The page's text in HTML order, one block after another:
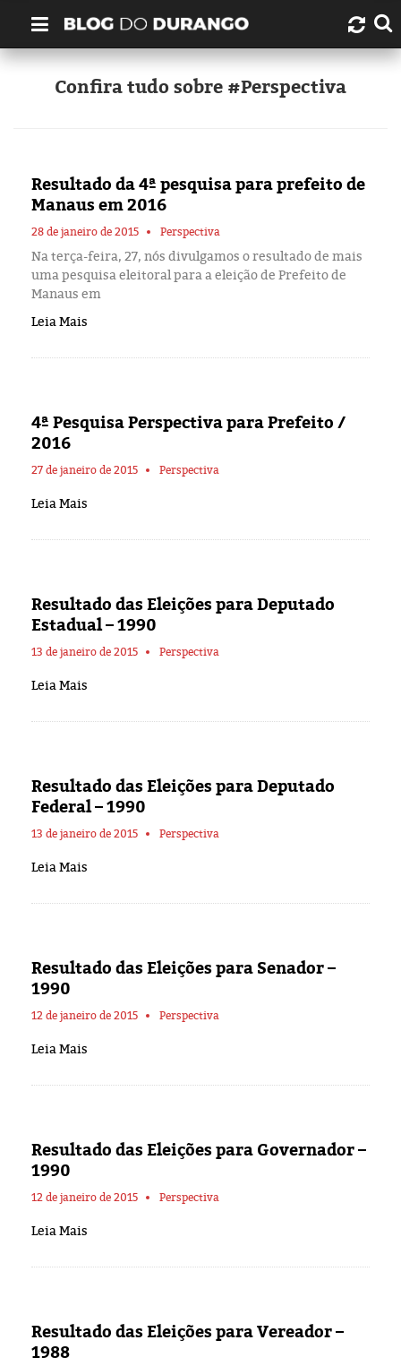
Quem é Durango Duarte?
Amazonas
História
Livros
Confira tudo sobre #Perspectiva
Resultado da 4ª pesquisa para prefeito de
Manaus em 2016
28 de janeiro de 2015 Perspectiva
Na terça-feira, 27, nós divulgamos o resultado de mais
uma pesquisa eleitoral para a eleição de Prefeito de
Manaus em
Leia Mais
4ª Pesquisa Perspectiva para Prefeito /
2016
27 de janeiro de 2015 Perspectiva
Leia Mais
Resultado das Eleições para Deputado
Estadual – 1990
13 de janeiro de 2015 Perspectiva
Leia Mais
Resultado das Eleições para Deputado
Federal – 1990
13 de janeiro de 2015 Perspectiva
Leia Mais
Resultado das Eleições para Senador –
1990
12 de janeiro de 2015 Perspectiva
Leia Mais
Resultado das Eleições para Governador –
1990
12 de janeiro de 2015 Perspectiva
Leia Mais
Resultado das Eleições para Vereador –
1988